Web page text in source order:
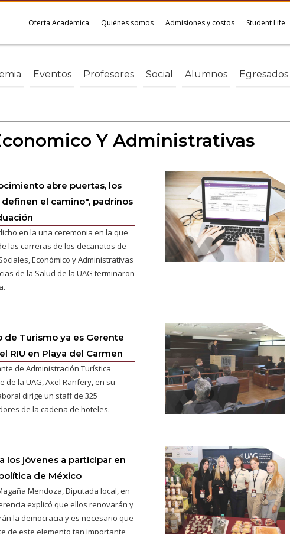
Oferta Académica Quiénes somos Admisiones y costos Student Life
Eventos Profesores Social Alumnos Egresados
Y Administrativas
abre puertas, los
definen el camino", padrinos
en la una ceremonia en la que
las carreras de los decanatos de
Económico y Administrativas
de la Salud de la UAG terminaron
de Turismo ya es Gerente
RIU en Playa del Carmen
de Administración Turística
de la UAG, Axel Ranfery, en su
dirige un staff de 325
de la cadena de hoteles.
los jóvenes a participar en
de México
Mendoza, Diputada local, en
explicó que ellos renovarán y
la democracia y es necesario que
de este elemento tan importante